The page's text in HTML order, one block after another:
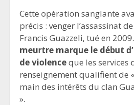
Cette opération sanglante
précis : venger l’assassinat
Francis Guazzeli, tué en 2009.
meurtre marque le début
de violenceque les services
renseignement qualifient de
main des intérêts du clan
».